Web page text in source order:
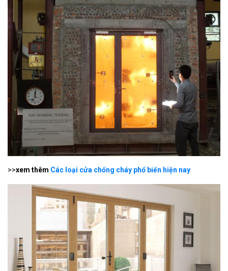
>>xem thêm Các loại cửa chống cháy phổ biến hiện nay